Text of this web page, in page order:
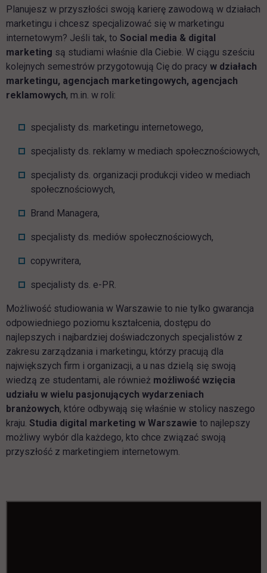
Planujesz w przyszłości swoją karierę zawodową w działach
marketingu i chcesz specjalizować się w marketingu
internetowym? Jeśli tak, to Social media & digital
marketing są studiami właśnie dla Ciebie. W ciągu sześciu
kolejnych semestrów przygotowują Cię do pracy w działach
marketingu, agencjach marketingowych, agencjach
reklamowych, m.in. w roli:
specjalisty ds. marketingu internetowego,
specjalisty ds. reklamy w mediach społecznościowych,
specjalisty ds. organizacji produkcji video w mediach
społecznościowych,
Brand Managera,
specjalisty ds. mediów społecznościowych,
copywritera,
specjalisty ds. e-PR.
Możliwość studiowania w Warszawie to nie tylko gwarancja
odpowiedniego poziomu kształcenia, dostępu do
najlepszych i najbardziej doświadczonych specjalistów z
zakresu zarządzania i marketingu, którzy pracują dla
największych firm i organizacji, a u nas dzielą się swoją
wiedzą ze studentami, ale również możliwość wzięcia
udziału w wielu pasjonujących wydarzeniach
branżowych, które odbywają się właśnie w stolicy naszego
kraju. Studia digital marketing w Warszawie to najlepszy
możliwy wybór dla każdego, kto chce związać swoją
przyszłość z marketingiem internetowym.